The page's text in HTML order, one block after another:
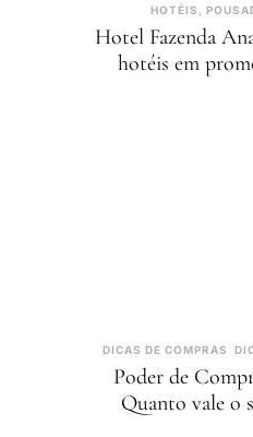
HOTÉIS,
Hotel Fazenda
hotéis em
DICAS DE COMPRAS
Poder de
Quanto vale o